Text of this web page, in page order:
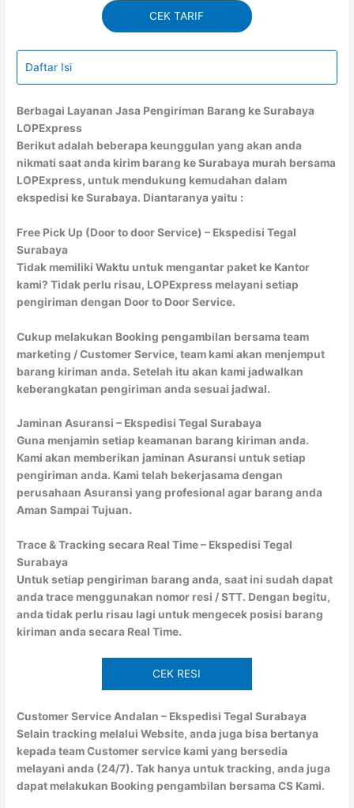
CEK TARIF
Daftar Isi
Berbagai Layanan Jasa Pengiriman Barang ke Surabaya
LOPExpress
Berikut adalah beberapa keunggulan yang akan anda
nikmati saat anda kirim barang ke Surabaya murah bersama
LOPExpress, untuk mendukung kemudahan dalam
ekspedisi ke Surabaya. Diantaranya yaitu :
Free Pick Up (Door to door Service) – Ekspedisi Tegal
Surabaya
Tidak memiliki Waktu untuk mengantar paket ke Kantor
kami? Tidak perlu risau, LOPExpress melayani setiap
pengiriman dengan Door to Door Service.
Cukup melakukan Booking pengambilan bersama team
marketing / Customer Service, team kami akan menjemput
barang kiriman anda. Setelah itu akan kami jadwalkan
keberangkatan pengiriman anda sesuai jadwal.
Jaminan Asuransi – Ekspedisi Tegal Surabaya
Guna menjamin setiap keamanan barang kiriman anda.
Kami akan memberikan jaminan Asuransi untuk setiap
pengiriman anda. Kami telah bekerjasama dengan
perusahaan Asuransi yang profesional agar barang anda
Aman Sampai Tujuan.
Trace & Tracking secara Real Time – Ekspedisi Tegal
Surabaya
Untuk setiap pengiriman barang anda, saat ini sudah dapat
anda trace menggunakan nomor resi / STT. Dengan begitu,
anda tidak perlu risau lagi untuk mengecek posisi barang
kiriman anda secara Real Time.
CEK RESI
Customer Service Andalan – Ekspedisi Tegal Surabaya
Selain tracking melalui Website, anda juga bisa bertanya
kepada team Customer service kami yang bersedia
melayani anda (24/7). Tak hanya untuk tracking, anda juga
dapat melakukan Booking pengambilan bersama CS Kami.